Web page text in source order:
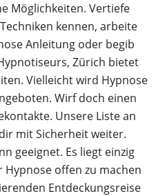
Möglichkeiten. Vertiefe
kennen, arbeite
Anleitung oder begib
Zürich bietet
Vielleicht wird Hypnose
Wirf doch einen
Unsere Liste an
mit Sicherheit weiter.
geeignet. Es liegt einzig
offen zu machen
Entdeckungsreise